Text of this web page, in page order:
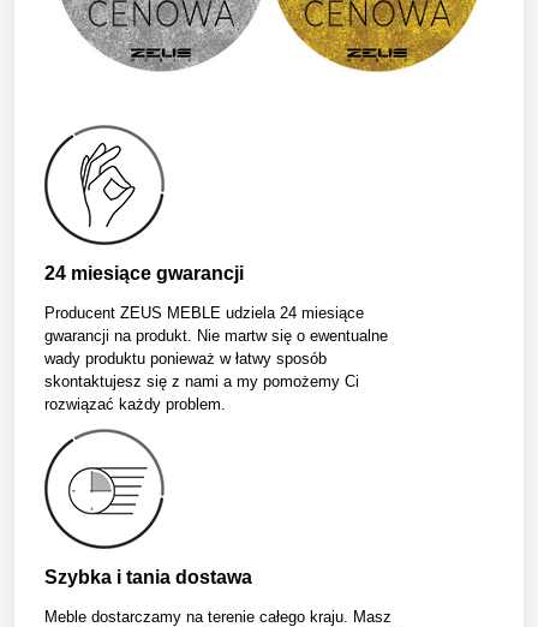
24 miesiące gwarancji
Producent ZEUS MEBLE udziela 24 miesiące
gwarancji na produkt. Nie martw się o ewentualne
wady produktu ponieważ w łatwy sposób
skontaktujesz się z nami a my pomożemy Ci
rozwiązać każdy problem.
Szybka i tania dostawa
Meble dostarczamy na terenie całego kraju. Masz